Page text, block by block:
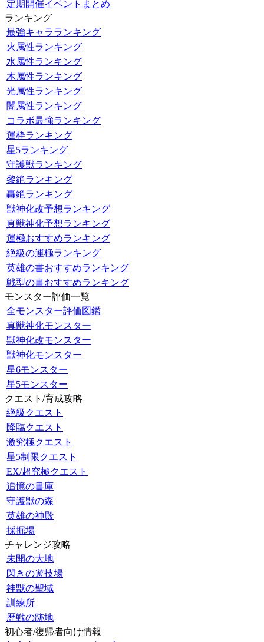
定期開催イベントまとめ
ランキング
最強キャラランキング
火属性ランキング
水属性ランキング
木属性ランキング
光属性ランキング
闇属性ランキング
コラボ最強ランキング
運枠ランキング
星5ランキング
守護獣ランキング
黎絶ランキング
轟絶ランキング
獣神化改予想ランキング
真獣神化予想ランキング
運極おすすめランキング
絶級の運極ランキング
英雄の書おすすめランキング
戦型の書おすすめランキング
モンスター評価一覧
全モンスター評価図鑑
真獣神化モンスター
獣神化改モンスター
獣神化モンスター
星6モンスター
星5モンスター
クエスト/育成攻略
絶級クエスト
降臨クエスト
激究極クエスト
星5制限クエスト
EX/超究極クエスト
追憶の書庫
守護獣の森
英雄の神殿
採掘場
チャレンジ攻略
未開の大地
閃きの遊技場
神獣の聖域
訓練所
歴戦の跡地
初心者/復帰者向け情報